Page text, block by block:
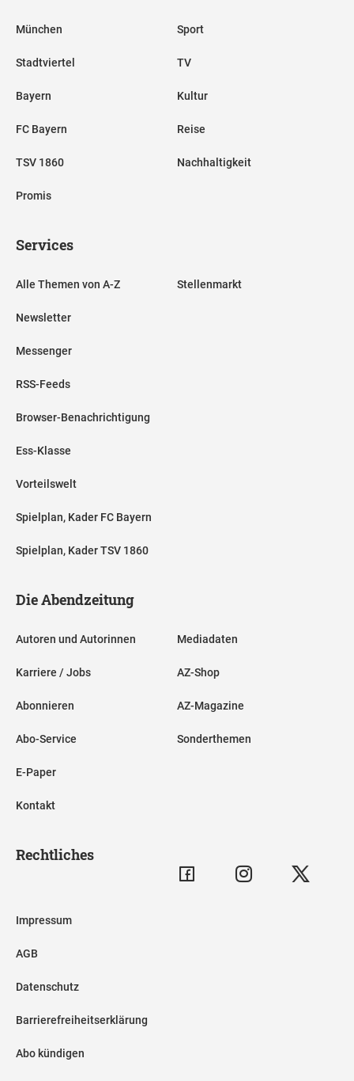
München
Stadtviertel
Bayern
FC Bayern
TSV 1860
Promis
Sport
TV
Kultur
Reise
Nachhaltigkeit
Services
Alle Themen von A-Z
Newsletter
Messenger
RSS-Feeds
Browser-Benachrichtigung
Ess-Klasse
Vorteilswelt
Spielplan, Kader FC Bayern
Spielplan, Kader TSV 1860
Stellenmarkt
Die Abendzeitung
Autoren und Autorinnen
Karriere / Jobs
Abonnieren
Abo-Service
E-Paper
Kontakt
Mediadaten
AZ-Shop
AZ-Magazine
Sonderthemen
Rechtliches
Impressum
AGB
Datenschutz
Barrierefreiheitserklärung
Abo kündigen